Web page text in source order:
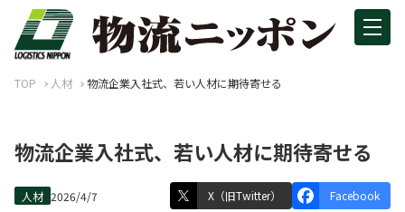
TOP 人材 物流企業入社式、若い人材に期待寄せる
物流企業入社式、若い人材に期待寄せる
人材 2026/4/7 X（旧Twitter） Facebook